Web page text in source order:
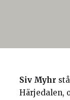
Siv Myhr
Härjedalen,